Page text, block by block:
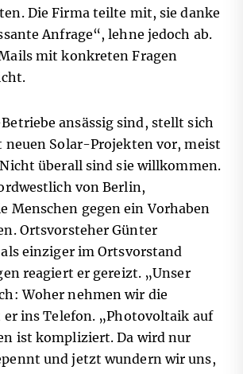
Die Firma teilte mit, sie danke
Anfrage“, lehne jedoch ab.
mit konkreten Fragen
ansässig sind, stellt sich
neuen Solar-Projekten vor, meist
überall sind sie willkommen.
von Berlin,
Menschen gegen ein Vorhaben
Ortsvorsteher Günter
einziger im Ortsvorstand
reagiert er gereizt. „Unser
Woher nehmen wir die
er ins Telefon. „Photovoltaik auf
ist kompliziert. Da wird nur
und jetzt wundern wir uns,